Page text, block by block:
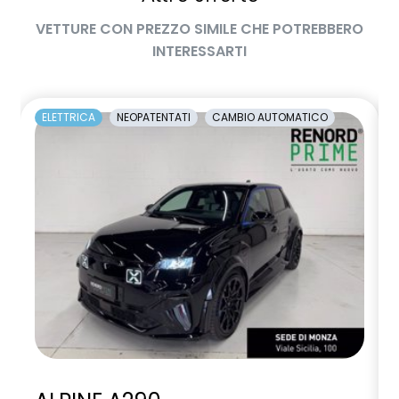
manuale di uso e manutenzione digitale
Manutenzione Connessa, incluso per 8 anni
occupant safety exit
openR link con Driver Display 12.3", touch 12",wireless
Pacchetto Guida Connessa, incluso per 5 anni
Pacchetto Remote Control, incluso per 5 anni
Pack standard connectivity, tramite app my rnlt
palette frenata rigenerativa al volante
parking camera posteriore HD
piano bagagli rimovibile
VETTURE CON PREZZO SIMILE CHE POTREBBERO
INTERESSARTI
ELETTRICA NEOPATENTATI CAMBIO AUTOMATICO